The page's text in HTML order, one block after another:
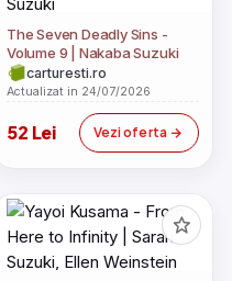
The Seven Deadly Sins -
Volume 9 | Nakaba Suzuki
carturesti.ro
Actualizat in 24/07/2026
52 Lei Vezi oferta